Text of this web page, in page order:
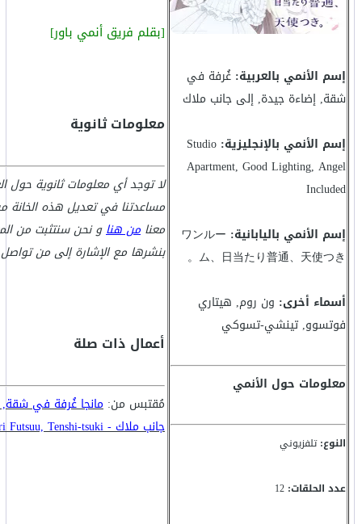
إسم الأنمي بالعربية: غُرفة في
شقة, إضاءة جيدة, إلى جانب ملاك
إسم الأنمي بالإنجليزية: Studio
Apartment, Good Lighting, Angel
Included
إسم الأنمي باليابانية: ワンルー
ム、日当たり普通、天使つき。
أسماء أخرى: ون روم, هيتاري
فوتسوو, تينشي-تسوكي
معلومات حول الأنمي
النوع:تلفزيوني
عدد الحلقات: 12
[بقلم فريق أنمي باور]
معلومات ثانوية
لا توجد أي معلومات ثانوية حول
مساعدتنا في تعديل هذه الخانة
معنامن هناو نحن سنتثبت من
بنشرها مع الإشارة إلى من
أعمال ذات صلة
مُقتبس من: مانجا غُرفة في
جانب ملاك - One Room, Hiatari Futsuu, Tenshi-tsuki.